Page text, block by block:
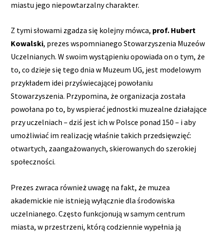
miastu jego niepowtarzalny charakter.
Z tymi słowami zgadza się kolejny mówca, prof. Hubert
Kowalski, prezes wspomnianego Stowarzyszenia Muzeów
Uczelnianych. W swoim wystąpieniu opowiada on o tym, że
to, co dzieje się tego dnia w Muzeum UG, jest modelowym
przykładem idei przyświecającej powołaniu
Stowarzyszenia. Przypomina, że organizacja została
powołana po to, by wspierać jednostki muzealne działające
przy uczelniach – dziś jest ich w Polsce ponad 150 – i aby
umożliwiać im realizację właśnie takich przedsięwzięć:
otwartych, zaangażowanych, skierowanych do szerokiej
społeczności.
Prezes zwraca również uwagę na fakt, że muzea
akademickie nie istnieją wyłącznie dla środowiska
uczelnianego. Często funkcjonują w samym centrum
miasta, w przestrzeni, którą codziennie wypełnia ją